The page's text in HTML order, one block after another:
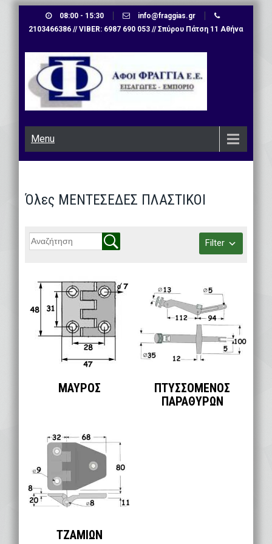
08:00 - 15:30
info@fraggias.gr
2103466386 // VIBER: 6987 690 053 // Σπύρου Πάτση 11 Αθήνα
Menu
Όλες ΜΕΝΤΕΣΕΔΕΣ ΠΛΑΣΤΙΚΟΙ
Filter
ΜΑΥΡΟΣ
ΠΤΥΣΣΟΜΕΝΟΣ
ΠΑΡΑΘΥΡΩΝ
ΤΖΑΜΙΩΝ